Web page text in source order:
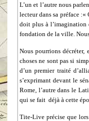
L’un et l’autre nous
lecteur dans sa préface
doit plus à l’imagination
fondation de la ville.
Nous pourrions
choses ne sont pas si
d’un premier traité
s’exprimant devant le
Rome, l’autre dans le
qui se fait déjà à cette
Tite-Live précise que